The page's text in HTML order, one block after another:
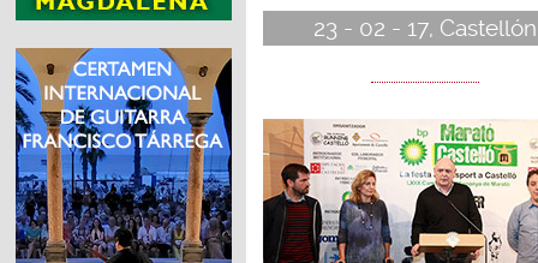
23 - 02 - 17, Castellón